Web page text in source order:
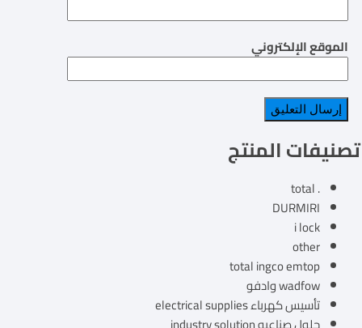
الموقع الإلكتروني
تصنيفات المنتج
. total
DURMIRI
i lock
other
total ingco emtop
wadfow وادفو
تأسيس كهرباء electrical supplies